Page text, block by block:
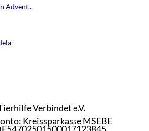
Advent...
Verbindet e.V.
Kreissparkasse MSEBE